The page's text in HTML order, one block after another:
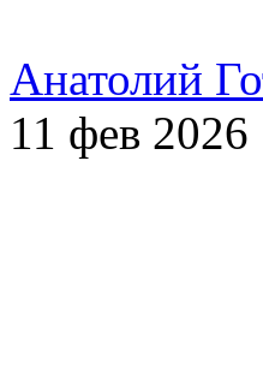
Анатолий
11 фев 2026